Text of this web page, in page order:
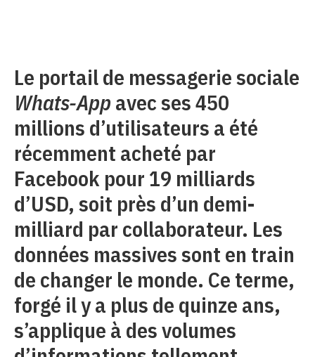
Le portail de messagerie sociale
Whats-App avec ses 450
millions d’utilisateurs a été
récemment acheté par
Facebook pour 19 milliards
d’USD, soit près d’un demi-
milliard par collaborateur. Les
données massives sont en train
de changer le monde. Ce terme,
forgé il y a plus de quinze ans,
s’applique à des volumes